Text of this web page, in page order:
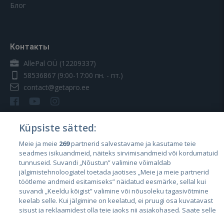
Блог
Контакты
AllePal OÜ (12209337)
58536867 (9:00-17:00 пн. - пт.)
contact@getapro.ee
Страны
Эстония
Латвия
Литва
Küpsiste sätted:
Meie ja meie 269partnerid salvestavame ja kasutame teie
seadmes isikuandmeid, näiteks sirvimisandmeid või kordumatuid
tunnuseid. Suvandi „Nõustun” valimine võimaldab
jälgimistehnoloogiatel toetada jaotises „Meie ja meie partnerid
töötleme andmeid esitamiseks” näidatud eesmärke, sellal kui
suvandi „Keeldu kõigist” valimine või nõusoleku tagasivõtmine
keelab selle. Kui jälgimine on keelatud, ei pruugi osa kuvatavast
sisust ja reklaamidest olla teie jaoks nii asjakohased. Saate selle